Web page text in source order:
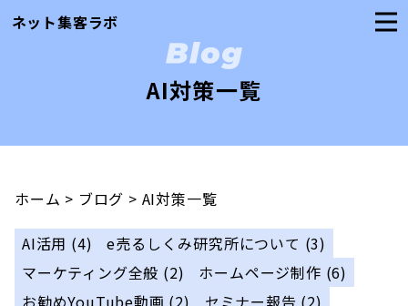
ネット集客ラボ
AI対策一覧
ホーム > ブログ > AI対策一覧
AI活用 (4) e売るしくみ研究所について (3)
マーケティング全般 (2) ホームページ制作 (6)
お勧めYouTube動画 (2) セミナー報告 (2)